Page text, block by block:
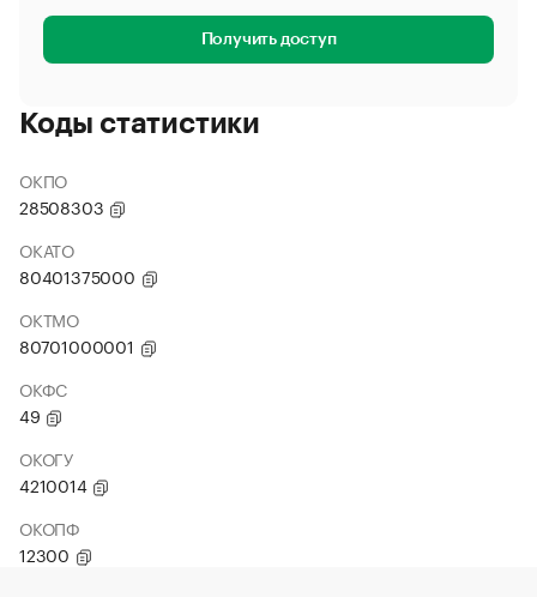
Получить доступ
Коды статистики
ОКПО
28508303
ОКАТО
80401375000
ОКТМО
80701000001
ОКФС
49
ОКОГУ
4210014
ОКОПФ
12300